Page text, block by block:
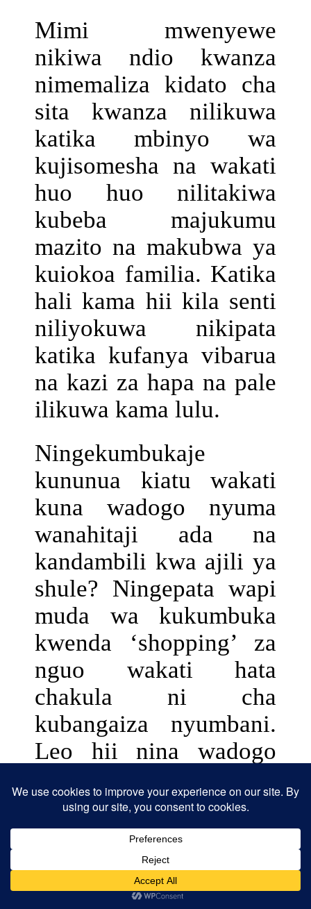
Mimi mwenyewe
nikiwa ndio kwanza
nimemaliza kidato cha
sita kwanza nilikuwa
katika mbinyo wa
kujisomesha na wakati
huo huo nilitakiwa
kubeba majukumu
mazito na makubwa ya
kuiokoa familia. Katika
hali kama hii kila senti
niliyokuwa nikipata
katika kufanya vibarua
na kazi za hapa na pale
ilikuwa kama lulu.
Ningekumbukaje
kununua kiatu wakati
kuna wadogo nyuma
wanahitaji ada na
kandambili kwa ajili ya
shule? Ningepata wapi
muda wa kukumbuka
kwenda ‘shopping’ za
nguo wakati hata
chakula ni cha
kubangaiza nyumbani.
Leo hii nina wadogo
kimasomo na
wanayaendea vema
maisha lakini nililipa
gharama!